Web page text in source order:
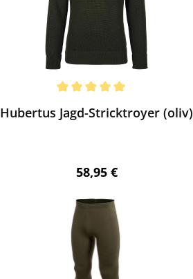
Hubertus Jagd-Stricktroyer (oliv)
Regulärer Preis:
58,95 €